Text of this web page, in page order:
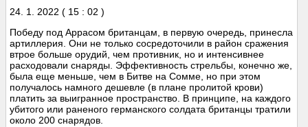
24. 1. 2022 ( 15 : 02 )
Победу под Аррасом британцам, в первую очередь, принесла
артиллерия. Они не только сосредоточили в район сражения
втрое больше орудий, чем противник, но и интенсивнее
расходовали снаряды. Эффективность стрельбы, конечно же,
была еще меньше, чем в Битве на Сомме, но при этом
получалось намного дешевле (в плане пролитой крови)
платить за выигранное пространство. В принципе, на каждого
убитого или раненого германского солдата британцы тратили
около 200 снарядов.